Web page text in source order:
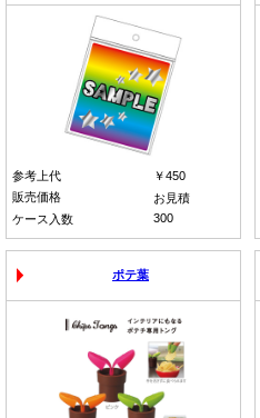
参考上代
￥450
販売価格
お見積
ケース入数
300
ポテ葉